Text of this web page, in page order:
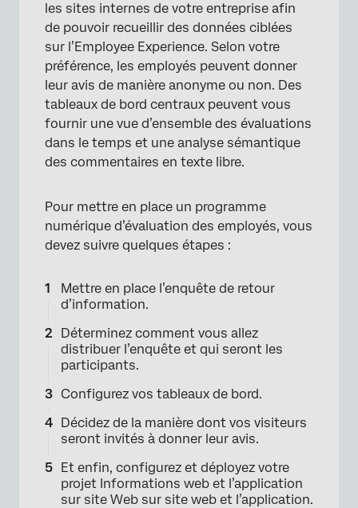
Configuration du projet de rétroaction sur le
site Web
Utiliser les programmes Pulse avec Website
Insights
les sites internes de votre entreprise afin
de pouvoir recueillir des données ciblées
sur l’Employee Experience. Selon votre
préférence, les employés peuvent donner
leur avis de manière anonyme ou non. Des
tableaux de bord centraux peuvent vous
fournir une vue d’ensemble des évaluations
dans le temps et une analyse sémantique
des commentaires en texte libre.
Pour mettre en place un programme
numérique d’évaluation des employés, vous
devez suivre quelques étapes :
Mettre en place l’enquête de retour
d’information.
Déterminez comment vous allez
distribuer l’enquête et qui seront les
participants.
Configurez vos tableaux de bord.
Décidez de la manière dont vos visiteurs
seront invités à donner leur avis.
Et enfin, configurez et déployez votre
projet Informations web et l’application
sur site Web sur site web et l’application.